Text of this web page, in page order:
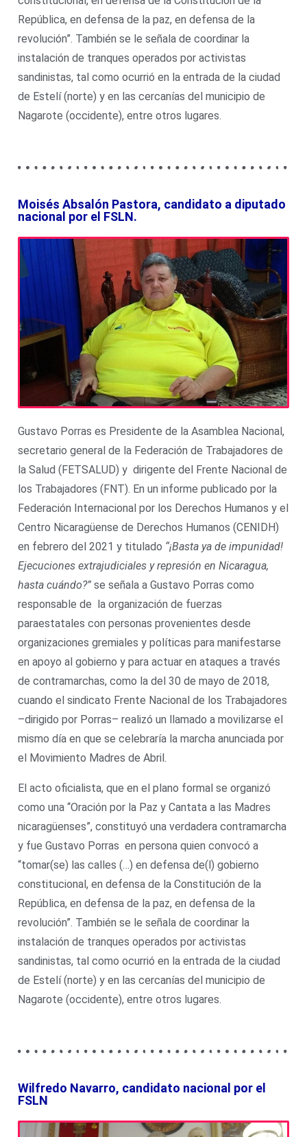
República, en defensa de la paz, en defensa de la
revolución”. También se le señala de coordinar la
instalación de tranques operados por activistas
sandinistas, tal como ocurrió en la entrada de la ciudad
de Estelí (norte) y en las cercanías del municipio de
Nagarote (occidente), entre otros lugares.
Moisés Absalón Pastora, candidato a diputado
nacional por el FSLN.
Gustavo Porras es Presidente de la Asamblea Nacional,
secretario general de la Federación de Trabajadores de
la Salud (FETSALUD) y dirigente del Frente Nacional de
los Trabajadores (FNT). En un informe publicado por la
Federación Internacional por los Derechos Humanos y el
Centro Nicaragüense de Derechos Humanos (CENIDH)
en febrero del 2021 y titulado “¡Basta ya de impunidad!
Ejecuciones extrajudiciales y represión en Nicaragua,
hasta cuándo?” se señala a Gustavo Porras como
responsable de la organización de fuerzas
paraestatales con personas provenientes desde
organizaciones gremiales y políticas para manifestarse
en apoyo al gobierno y para actuar en ataques a través
de contramarchas, como la del 30 de mayo de 2018,
cuando el sindicato Frente Nacional de los Trabajadores
–dirigido por Porras– realizó un llamado a movilizarse el
mismo día en que se celebraría la marcha anunciada por
el Movimiento Madres de Abril.
El acto oficialista, que en el plano formal se organizó
como una “Oración por la Paz y Cantata a las Madres
nicaragüenses”, constituyó una verdadera contramarcha
y fue Gustavo Porras en persona quien convocó a
“tomar(se) las calles (…) en defensa de(l) gobierno
constitucional, en defensa de la Constitución de la
República, en defensa de la paz, en defensa de la
revolución”. También se le señala de coordinar la
instalación de tranques operados por activistas
sandinistas, tal como ocurrió en la entrada de la ciudad
de Estelí (norte) y en las cercanías del municipio de
Nagarote (occidente), entre otros lugares.
Wilfredo Navarro, candidato nacional por el
FSLN